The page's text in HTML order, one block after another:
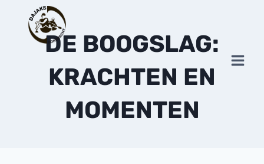
Doorgaan
DE BOOGSLAG:
KRACHTEN EN
MOMENTEN